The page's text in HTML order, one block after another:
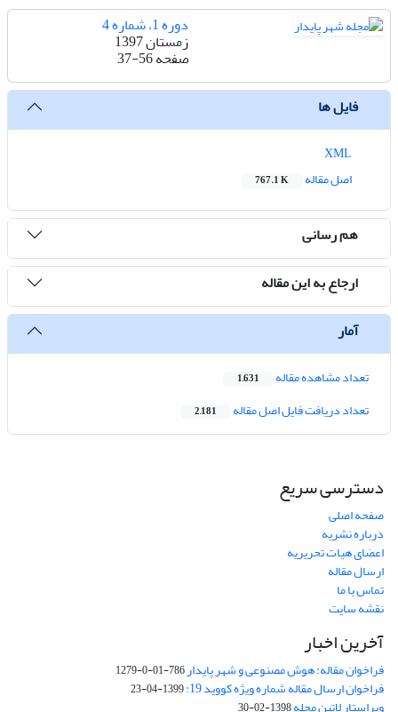
دوره 1، شماره 4
زمستان 1397
صفحه37-56
فایل ها
اصل مقاله
767.1 K
هم رسانی
ارجاع به این مقاله
آمار
تعداد مشاهده مقاله 1,631
تعداد دریافت فایل اصل مقاله 2,181
دسترسی سریع
صفحه اصلی
درباره نشریه
اعضای هیات تحریریه
ارسال مقاله
تماس با ما
نقشه سایت
آخرین اخبار
فراخوان مقاله: هوش مصنوعی و شهر پایدار786-01-0-1279
فراخوان ارسال مقاله شماره ویژه کووید 19: 1399-04-23